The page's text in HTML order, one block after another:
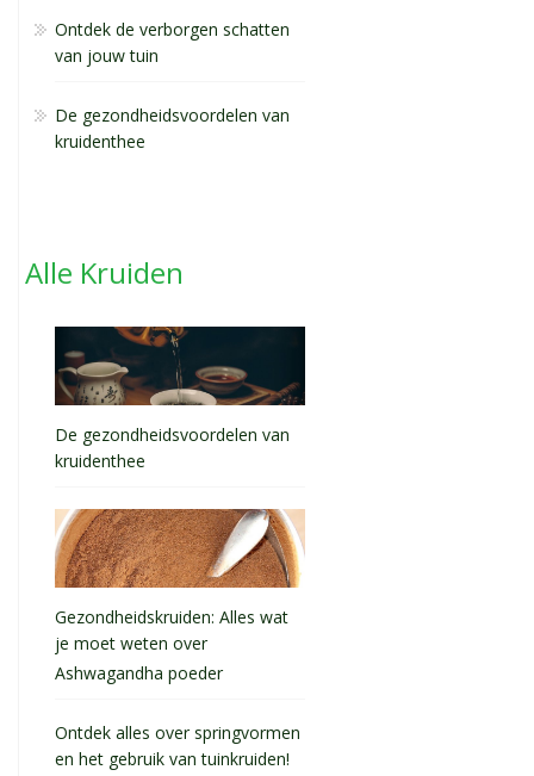
Ontdek de verborgen schatten
van jouw tuin
De gezondheidsvoordelen van
kruidenthee
Alle Kruiden
De gezondheidsvoordelen van
kruidenthee
Gezondheidskruiden: Alles wat
je moet weten over
Ashwagandha poeder
Ontdek alles over springvormen
en het gebruik van tuinkruiden!